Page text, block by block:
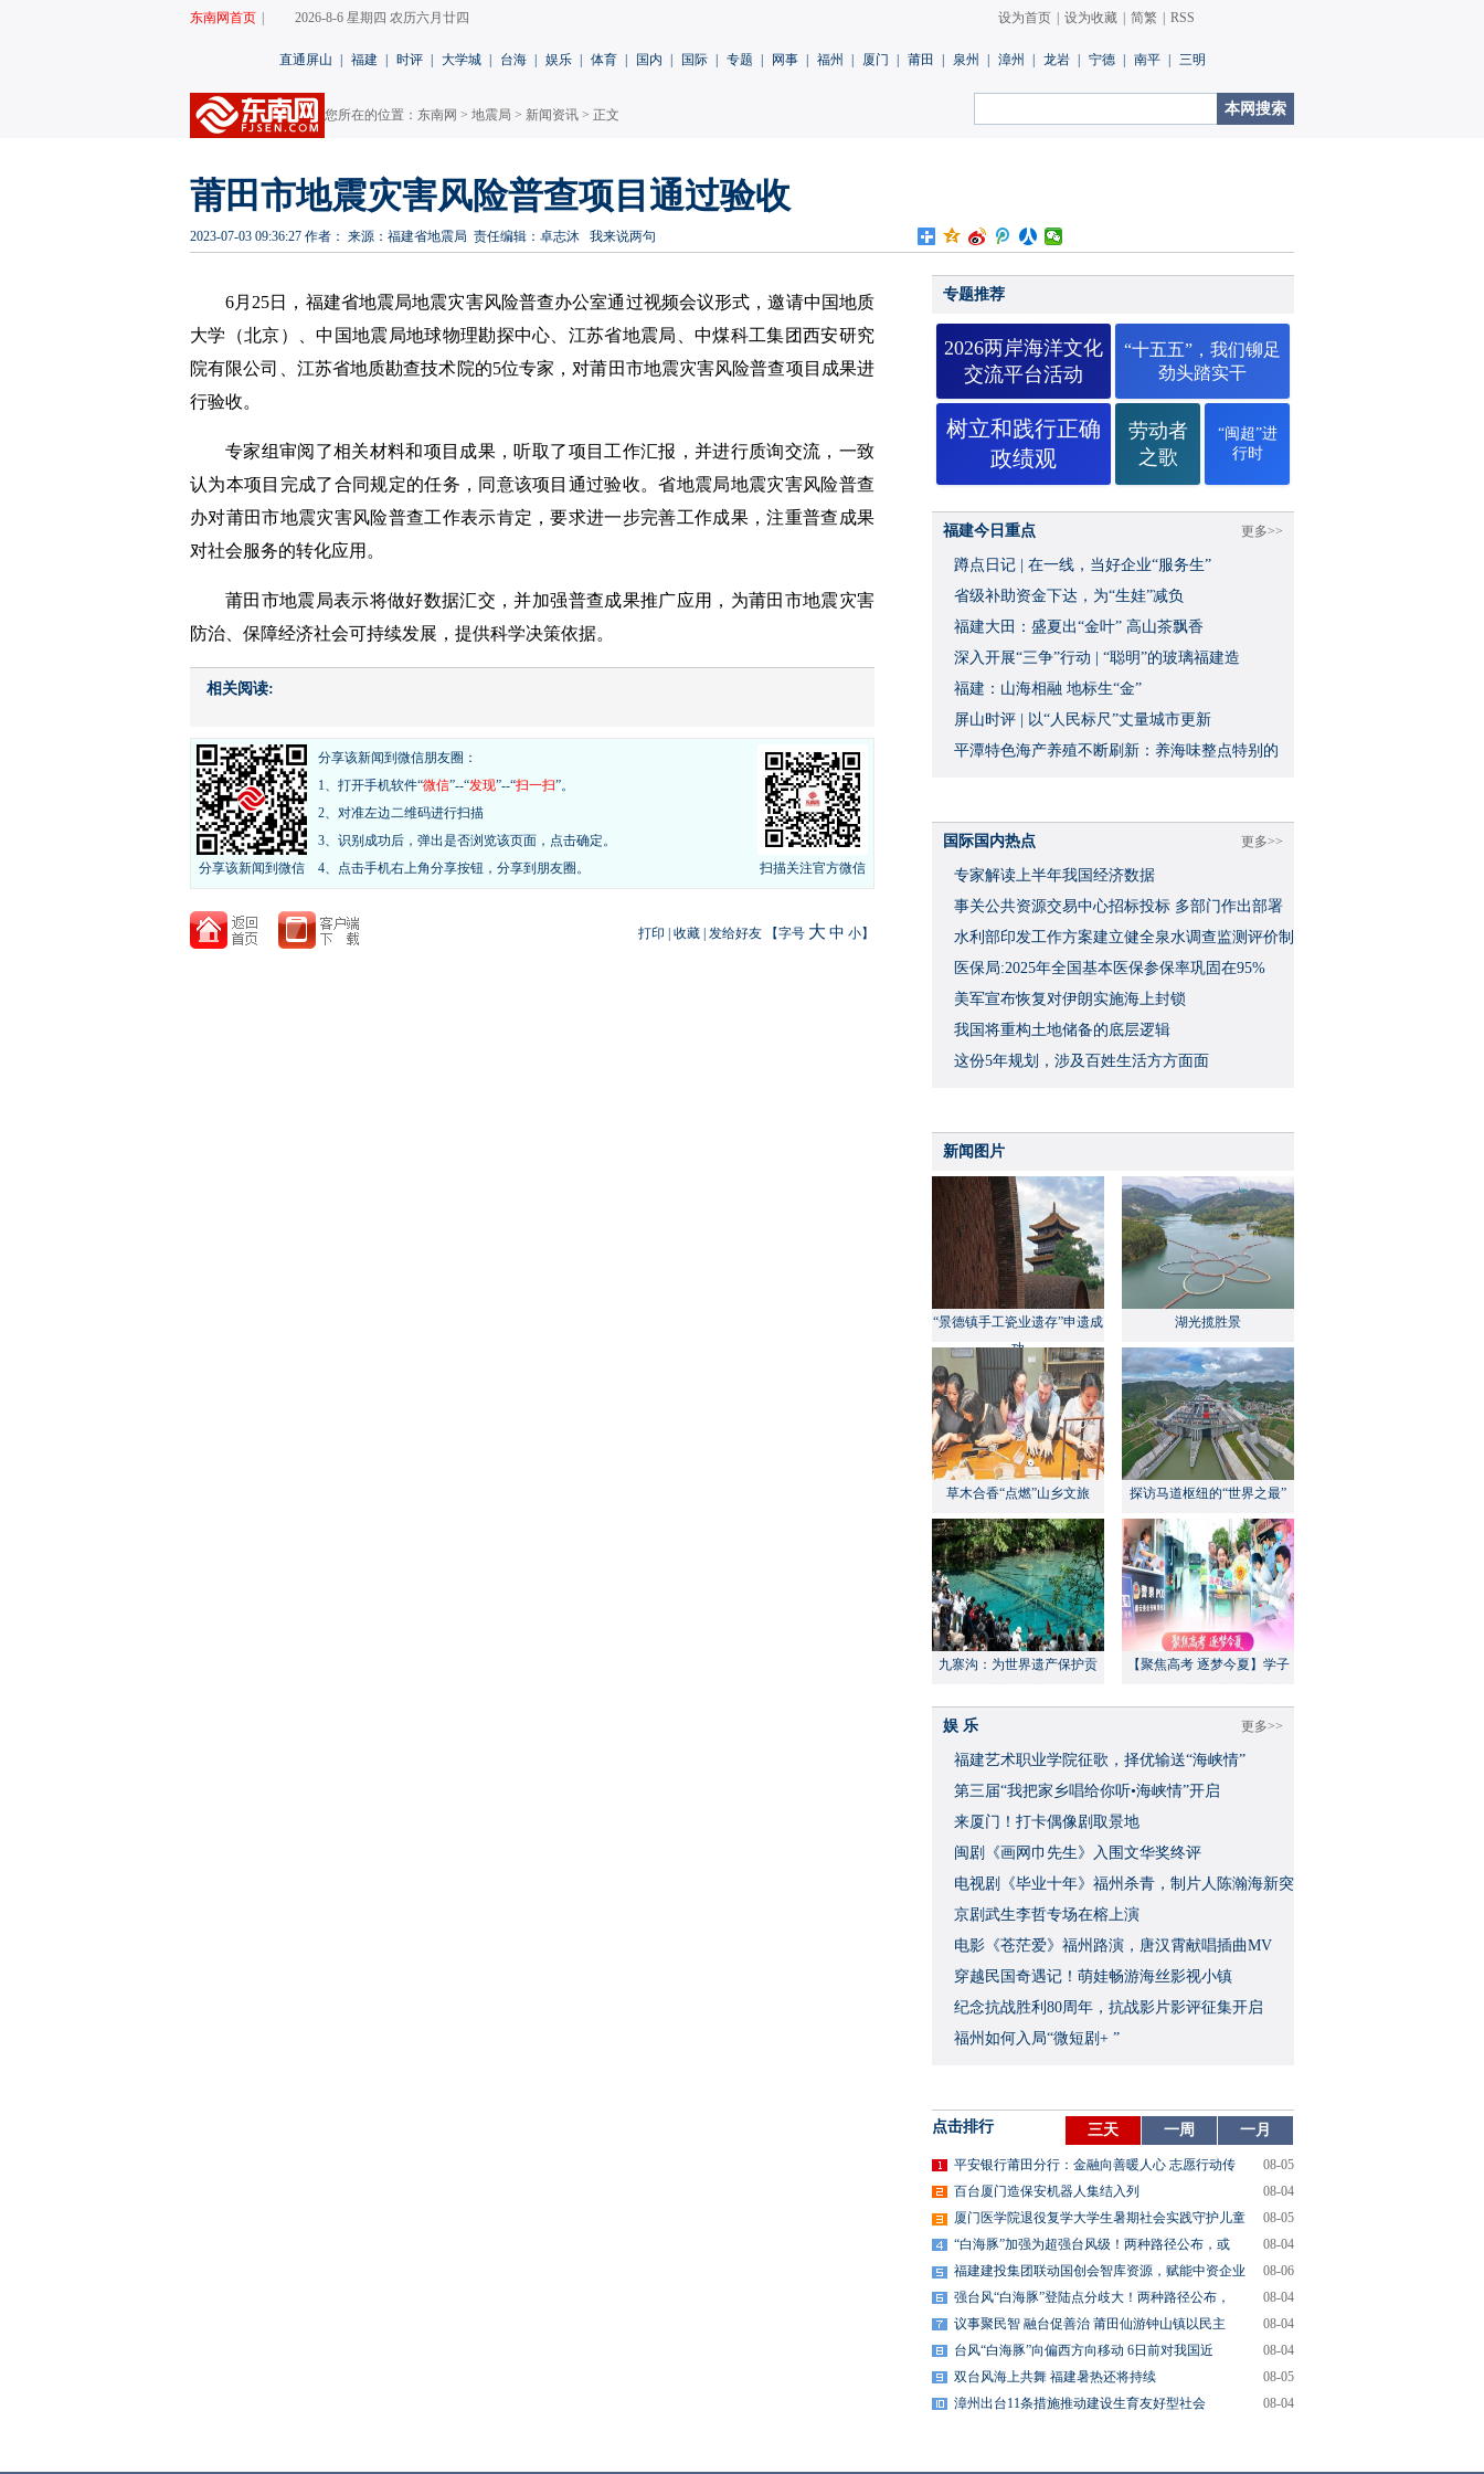
东南网首页 2026-8-6 星期四 农历六月廿四 设为首页 设为收藏 简繁 RSS
直通屏山 福建 时评 大学城 台海 娱乐 体育 国内 国际 专题 网事 福州 厦门 莆田 泉州 漳州 龙岩 宁德 南平 三明
您所在的位置： 东南网 > 地震局 > 新闻资讯 > 正文
莆田市地震灾害风险普查项目通过验收
2023-07-03 09:36:27 作者： 来源：福建省地震局 责任编辑：卓志沐 我来说两句
6月25日，福建省地震局地震灾害风险普查办公室通过视频会议形式，邀请中国地质
大学（北京）、中国地震局地球物理勘探中心、江苏省地震局、中煤科工集团西安研究
院有限公司、江苏省地质勘查技术院的5位专家，对莆田市地震灾害风险普查项目成果进
行验收。
专家组审阅了相关材料和项目成果，听取了项目工作汇报，并进行质询交流，一致
认为本项目完成了合同规定的任务，同意该项目通过验收。省地震局地震灾害风险普查
办对莆田市地震灾害风险普查工作表示肯定，要求进一步完善工作成果，注重普查成果
对社会服务的转化应用。
莆田市地震局表示将做好数据汇交，并加强普查成果推广应用，为莆田市地震灾害
防治、保障经济社会可持续发展，提供科学决策依据。
相关阅读:
扫描关注官方微信
分享该新闻到微信
分享该新闻到微信朋友圈：
1、打开手机软件“微信”--“发现”--“扫一扫”。
2、对准左边二维码进行扫描
3、识别成功后，弹出是否浏览该页面，点击确定。
4、点击手机右上角分享按钮，分享到朋友圈。
打印 收藏 发给好友 【字号 大 中 小】
专题推荐
2026两岸海洋文化
交流平台活动
“十五五”，我们铆足
劲头踏实干
树立和践行正确
政绩观
劳动者
之歌
“闽超”进
行时
更多>>
福建今日重点
蹲点日记 | 在一线，当好企业“服务生”
省级补助资金下达，为“生娃”减负
福建大田：盛夏出“金叶” 高山茶飘香
深入开展“三争”行动 | “聪明”的玻璃福建造
福建：山海相融 地标生“金”
屏山时评 | 以“人民标尺”丈量城市更新
平潭特色海产养殖不断刷新：养海味整点特别的
更多>>
国际国内热点
专家解读上半年我国经济数据
事关公共资源交易中心招标投标 多部门作出部署
水利部印发工作方案建立健全泉水调查监测评价制
度
医保局:2025年全国基本医保参保率巩固在95%
美军宣布恢复对伊朗实施海上封锁
我国将重构土地储备的底层逻辑
这份5年规划，涉及百姓生活方方面面
新闻图片
“景德镇手工瓷业遗存”申遗成
功
湖光揽胜景
草木合香“点燃”山乡文旅 探访马道枢纽的“世界之最”
九寨沟：为世界遗产保护贡
【聚焦高考 逐梦今夏】学子
更多>>
娱 乐
福建艺术职业学院征歌，择优输送“海峡情”
​第三届“我把家乡唱给你听•海峡情”开启
来厦门！打卡偶像剧取景地
闽剧《画网巾先生》入围文华奖终评
​电视剧《毕业十年》福州杀青，制片人陈瀚海新突
破
京剧武生李哲专场在榕上演
​电影《苍茫爱》福州路演，唐汉霄献唱插曲MV
穿越民国奇遇记！萌娃畅游海丝影视小镇
​纪念抗战胜利80周年，抗战影片影评征集开启
福州如何入局“微短剧+ ”
点击排行 三天 一周 一月
平安银行莆田分行：金融向善暖人心 志愿行动传
08-05
百台厦门造保安机器人集结入列
08-04
厦门医学院退役复学大学生暑期社会实践守护儿童
08-05
“白海豚”加强为超强台风级！两种路径公布，或
08-04
福建建投集团联动国创会智库资源，赋能中资企业
08-06
强台风“白海豚”登陆点分歧大！两种路径公布，
08-04
议事聚民智 融台促善治 莆田仙游钟山镇以民主
08-04
台风“白海豚”向偏西方向移动 6日前对我国近
08-04
双台风海上共舞 福建暑热还将持续
08-05
漳州出台11条措施推动建设生育友好型社会
08-04